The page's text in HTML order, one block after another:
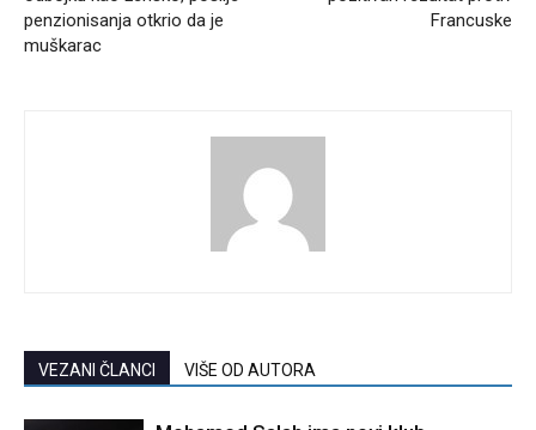
penzionisanja otkrio da je
muškarac
Francuske
VEZANI ČLANCI VIŠE OD AUTORA